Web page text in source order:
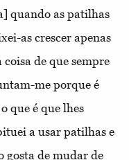
quando as patilhas
as crescer apenas
de que sempre
me porque é
que é que lhes
a usar patilhas e
gosta de mudar de